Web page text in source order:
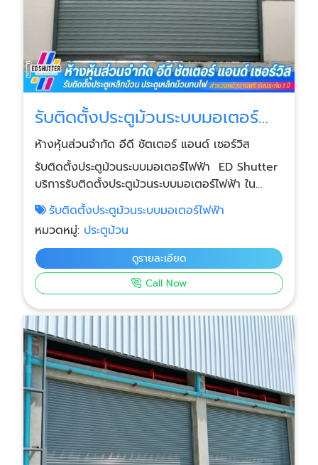
รับติดตั้งประตูม้วนระบบมอเตอร์
ไฟฟ้า
ห้างหุ้นส่วนจำกัด อีดี ชัตเตอร์ แอนด์ เซอร์วิส
รับติดตั้งประตูม้วนระบบมอเตอร์ไฟฟ้า ED Shutter
บริการรับติดตั้งประตูม้วนระบบมอเตอร์ไฟฟ้า ใน
โรงงาน โกดัง และพื้นที่ใช้งานทุกประเภท ติดตั้งโดย
ทีมช่างผู้เชี่ยวชาญ ใช้วัสดุคุณภาพสูง ทนทานต่อการ
ใช้งานระยะยาว บริการโดยทีมช่างมากประสบการณ์
รับติดตั้งประตูม้วนระบบมอเตอร์ไฟฟ้า
หมวดหมู่: ประตูม้วน
ดูรายละเอียด
Call Now